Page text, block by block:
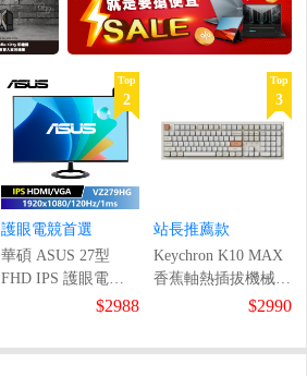
Top
2
護眼電競首選
華碩 ASUS 27型
FHD IPS 護眼電競
$2988
Top
3
站長推薦款
Keychron K10 MAX
香蕉軸熱插拔機械鍵
$2990